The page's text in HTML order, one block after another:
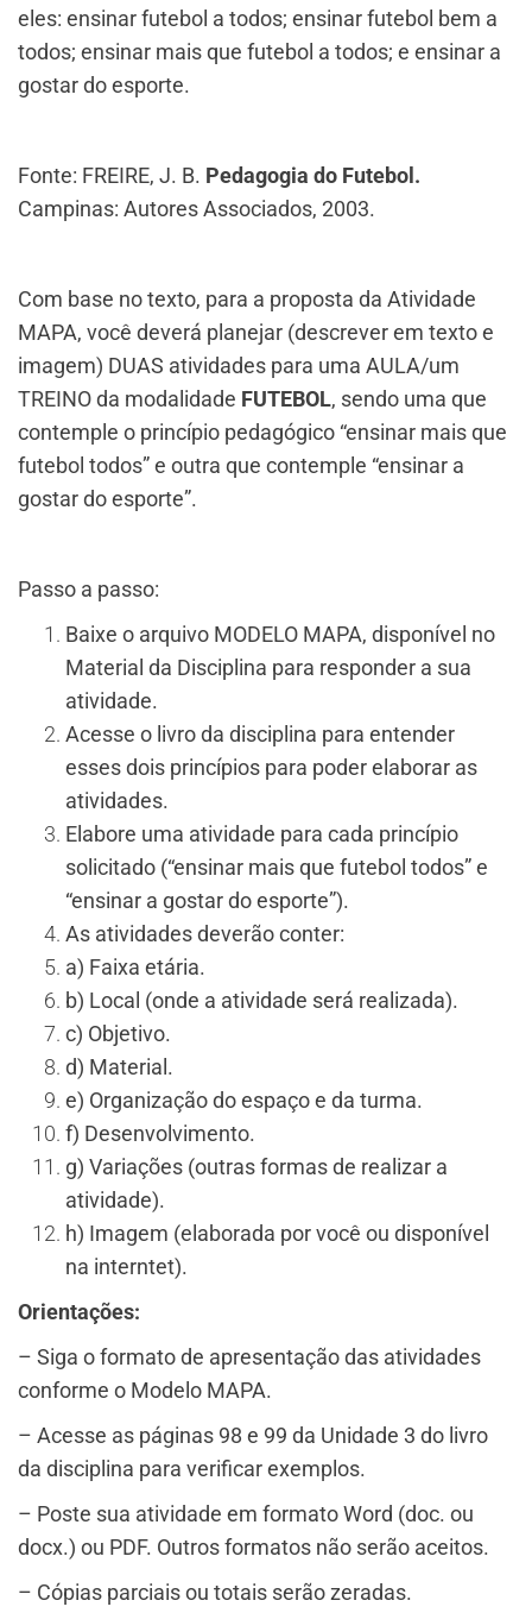
eles: ensinar futebol a todos; ensinar futebol bem a
todos; ensinar mais que futebol a todos; e ensinar a
gostar do esporte.
Fonte: FREIRE, J. B. Pedagogia do Futebol.
Campinas: Autores Associados, 2003.
Com base no texto, para a proposta da Atividade
MAPA, você deverá planejar (descrever em texto e
imagem) DUAS atividades para uma AULA/um
TREINO da modalidade FUTEBOL, sendo uma que
contemple o princípio pedagógico “ensinar mais que
futebol todos” e outra que contemple “ensinar a
gostar do esporte”.
Passo a passo:
Baixe o arquivo MODELO MAPA, disponível no
Material da Disciplina para responder a sua
atividade.
Acesse o livro da disciplina para entender
esses dois princípios para poder elaborar as
atividades.
Elabore uma atividade para cada princípio
solicitado (“ensinar mais que futebol todos” e
“ensinar a gostar do esporte”).
As atividades deverão conter:
a) Faixa etária.
b) Local (onde a atividade será realizada).
c) Objetivo.
d) Material.
e) Organização do espaço e da turma.
f) Desenvolvimento.
g) Variações (outras formas de realizar a
atividade).
h) Imagem (elaborada por você ou disponível
na interntet).
Orientações:
– Siga o formato de apresentação das atividades
conforme o Modelo MAPA.
– Acesse as páginas 98 e 99 da Unidade 3 do livro
da disciplina para verificar exemplos.
– Poste sua atividade em formato Word (doc. ou
docx.) ou PDF. Outros formatos não serão aceitos.
– Cópias parciais ou totais serão zeradas.